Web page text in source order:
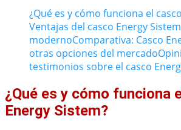
¿Qué es y cómo funciona el
Ventajas del casco Energy
modernoComparativa: Casco
otras opciones del mercado
testimonios sobre el casco
¿Qué es y cómo funciona
Energy Sistem?